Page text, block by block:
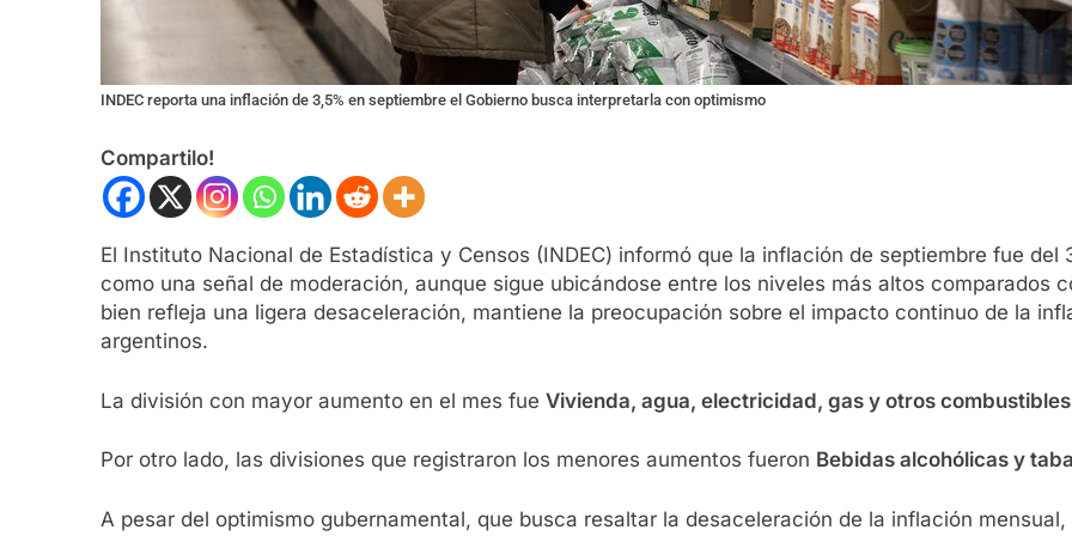
INDEC reporta una inflación de 3,5% en septiembre el Gobierno busca interpretarla con optimismo
Compartilo!
El Instituto Nacional de Estadística y Censos (INDEC) informó que la inflación de septiembre fue
como una señal de moderación, aunque sigue ubicándose entre los niveles más altos comparados
bien refleja una ligera desaceleración, mantiene la preocupación sobre el impacto continuo de la
argentinos.
La división con mayor aumento en el mes fue Vivienda, agua, electricidad, gas y otros combustibles
Por otro lado, las divisiones que registraron los menores aumentos fueron Bebidas alcohólicas y
A pesar del optimismo gubernamental, que busca resaltar la desaceleración de la inflación